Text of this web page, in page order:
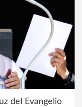
del Evangelio